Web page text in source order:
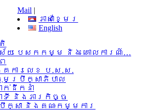
Mail |
ភាសាខ្មែរ
English
បេសកកម្ម និង គោលការណ៍…
ការលេខ ប.ស.ស.
មប្រឹក្សាភិបាល
ក់ដឹកនាំ
ទី និងភារកិច្ច
សា និងគណៈកម្មការ